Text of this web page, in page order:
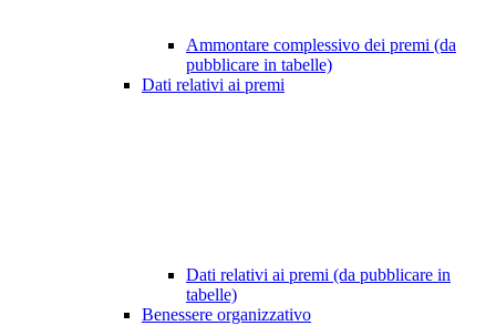
Ammontare complessivo dei premi (da
pubblicare in tabelle)
Dati relativi ai premi
Dati relativi ai premi (da pubblicare in
tabelle)
Benessere organizzativo